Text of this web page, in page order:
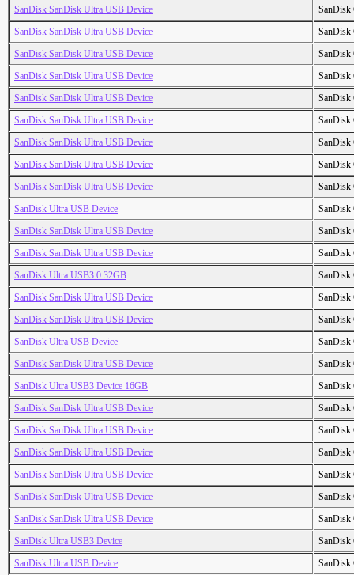
SanDisk SanDisk Ultra USB Device
SanDisk
SanDisk SanDisk Ultra USB Device
SanDisk
SanDisk SanDisk Ultra USB Device
SanDisk
SanDisk SanDisk Ultra USB Device
SanDisk
SanDisk SanDisk Ultra USB Device
SanDisk
SanDisk SanDisk Ultra USB Device
SanDisk
SanDisk SanDisk Ultra USB Device
SanDisk
SanDisk SanDisk Ultra USB Device
SanDisk
SanDisk SanDisk Ultra USB Device
SanDisk
SanDisk Ultra USB Device
SanDisk
SanDisk SanDisk Ultra USB Device
SanDisk
SanDisk SanDisk Ultra USB Device
SanDisk
SanDisk Ultra USB3.0 32GB
SanDisk
SanDisk SanDisk Ultra USB Device
SanDisk
SanDisk SanDisk Ultra USB Device
SanDisk
SanDisk Ultra USB Device
SanDisk
SanDisk SanDisk Ultra USB Device
SanDisk
SanDisk Ultra USB3 Device 16GB
SanDisk
SanDisk SanDisk Ultra USB Device
SanDisk
SanDisk SanDisk Ultra USB Device
SanDisk
SanDisk SanDisk Ultra USB Device
SanDisk
SanDisk SanDisk Ultra USB Device
SanDisk
SanDisk SanDisk Ultra USB Device
SanDisk
SanDisk SanDisk Ultra USB Device
SanDisk
SanDisk Ultra USB3 Device
SanDisk
SanDisk Ultra USB Device
SanDisk